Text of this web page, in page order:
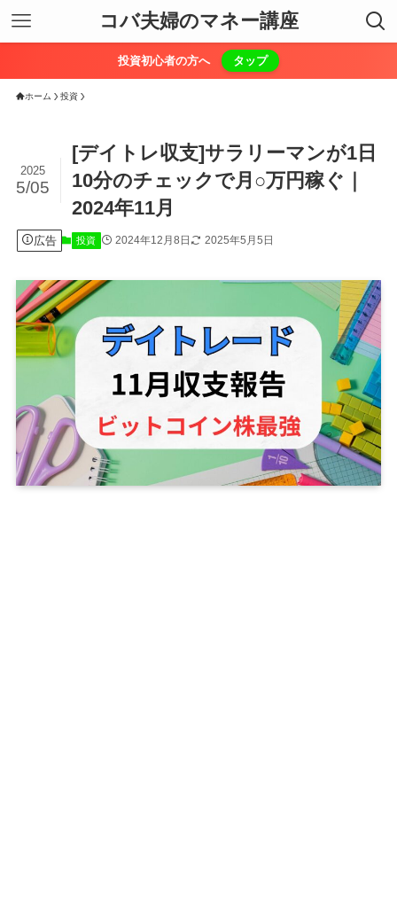
コバ夫婦のマネー講座
投資初心者の方へ タップ
ホーム 投資
[デイトレ収支]サラリーマンが1日
10分のチェックで月○万円稼ぐ｜
2024年11月
2025
5/05
広告 投資 2024年12月8日 2025年5月5日